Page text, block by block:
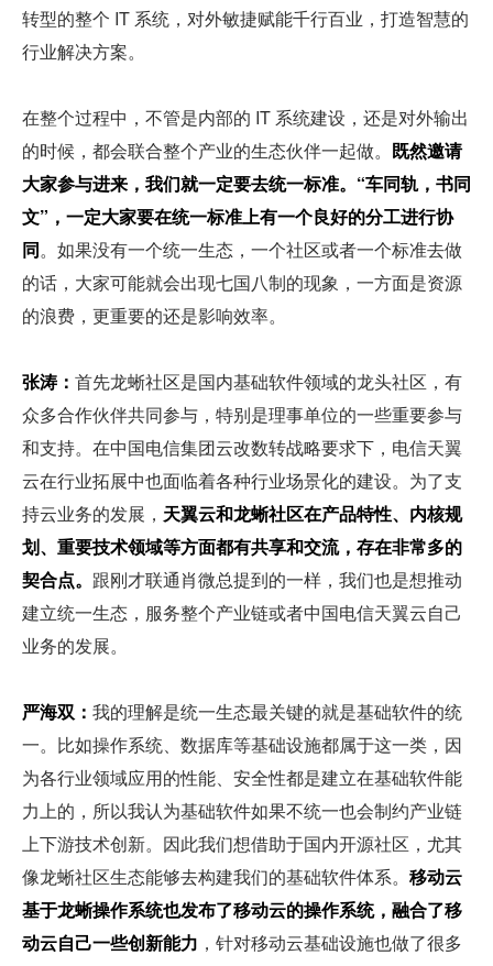
转型的整个 IT 系统，对外敏捷赋能千行百业，打造智慧的
行业解决方案。
在整个过程中，不管是内部的 IT 系统建设，还是对外输出
的时候，都会联合整个产业的生态伙伴一起做。 既然邀请
大家参与进来，我们就一定要去统一标准。“车同轨，书同
文”，一定大家要在统一标准上有一个良好的分工进行协
同。如果没有一个统一生态，一个社区或者一个标准去做
的话，大家可能就会出现七国八制的现象，一方面是资源
的浪费，更重要的还是影响效率。
张涛： 首先龙蜥社区是国内基础软件领域的龙头社区，有
众多合作伙伴共同参与，特别是理事单位的一些重要参与
和支持。在中国电信集团云改数转战略要求下，电信天翼
云在行业拓展中也面临着各种行业场景化的建设。为了支
持云业务的发展， 天翼云和龙蜥社区在产品特性、内核规
划、重要技术领域等方面都有共享和交流，存在非常多的
契合点。 跟刚才联通肖微总提到的一样，我们也是想推动
建立统一生态，服务整个产业链或者中国电信天翼云自己
业务的发展。
严海双： 我的理解是统一生态最关键的就是基础软件的统
一。比如操作系统、数据库等基础设施都属于这一类，因
为各行业领域应用的性能、安全性都是建立在基础软件能
力上的，所以我认为基础软件如果不统一也会制约产业链
上下游技术创新。因此我们想借助于国内开源社区，尤其
像龙蜥社区生态能够去构建我们的基础软件体系。 移动云
基于龙蜥操作系统也发布了移动云的操作系统，融合了移
动云自己一些创新能力 ，针对移动云基础设施也做了很多